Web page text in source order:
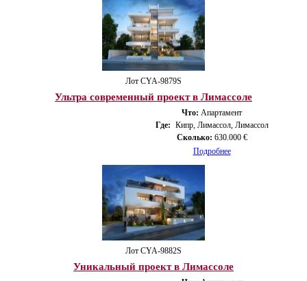
Лот CYA-9879S
Ультра современный проект в Лимассоле
Что: Апартамент
Где: Кипр, Лимассол, Лимассол
Сколько: 630.000 €
Подробнее
Лот CYA-9882S
Уникальный проект в Лимассоле